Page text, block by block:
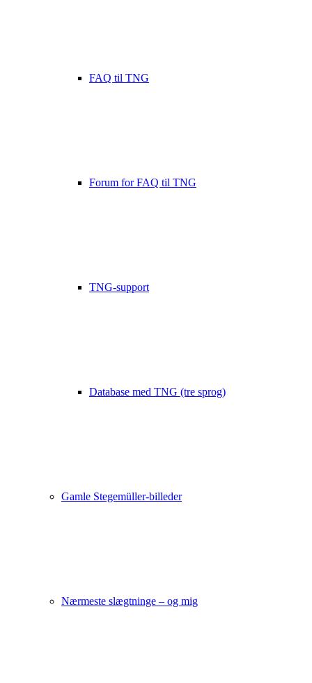
FAQ til TNG
Forum for FAQ til TNG
TNG-support
Database med TNG (tre sprog)
Gamle Stegemüller-billeder
Nærmeste slægtninge – og mig